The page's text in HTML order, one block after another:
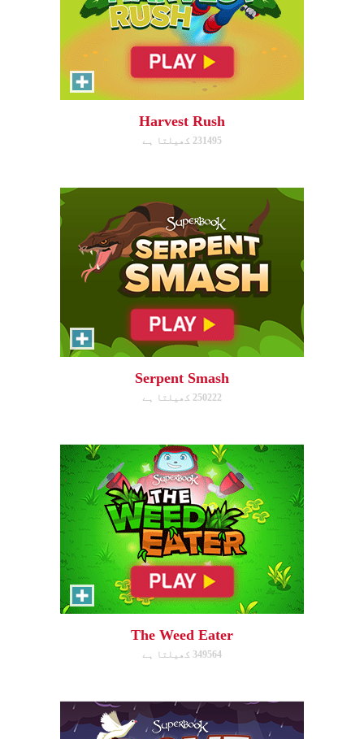
Harvest Rush
231495 کھیلتا ہے
Serpent Smash
Smash the serpent as soon as
Serpent Smash
250222 کھیلتا ہے
The Weed Eater
Help Gizmo pick weeds out of
the Quantum's lawn before they
The Weed Eater
349564 کھیلتا ہے
Dove Quest
Help Noah's dove avoid